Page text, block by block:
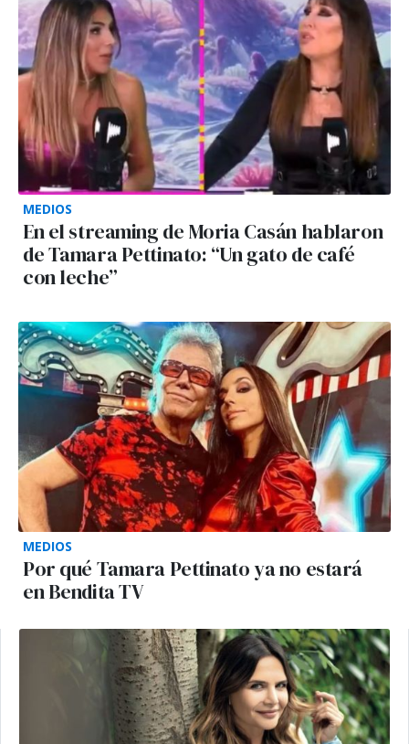
MEDIOS
En el streaming de Moria Casán hablaron
de Tamara Pettinato: “Un gato de café
con leche”
MEDIOS
Por qué Tamara Pettinato ya no estará
en Bendita TV